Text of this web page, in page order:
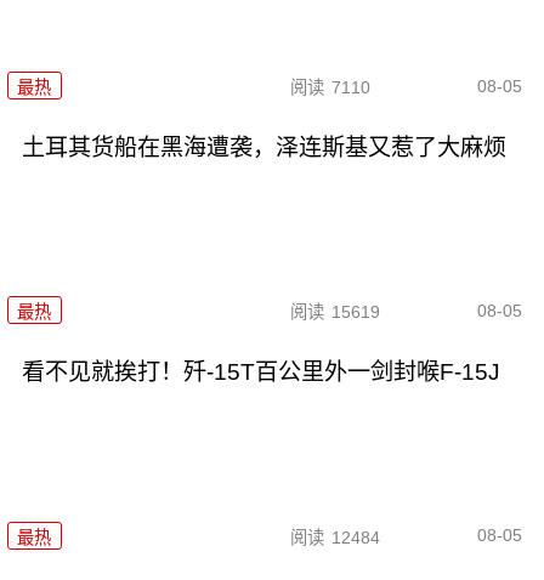
最热 阅读 7110 08-05
土耳其货船在黑海遭袭，泽连斯基又惹了大麻烦
最热 阅读 15619 08-05
看不见就挨打！歼-15T百公里外一剑封喉F-15J
最热 阅读 12484 08-05